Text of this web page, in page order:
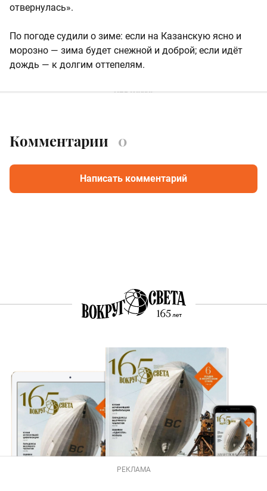
отвернулась».
По погоде судили о зиме: если на Казанскую ясно и
морозно — зима будет снежной и доброй; если идёт
дождь — к долгим оттепелям.
Комментарии 0
Написать комментарий
РЕКЛАМА